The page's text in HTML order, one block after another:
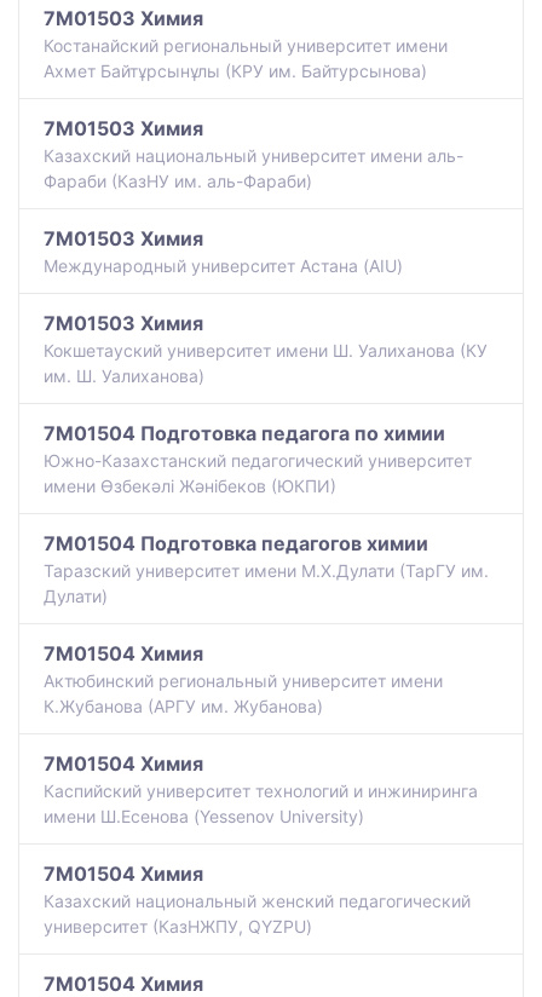
7M01503 Химия
Костанайский региональный университет имени
Ахмет Байтұрсынұлы (КРУ им. Байтурсынова)
7M01503 Химия
Казахский национальный университет имени аль-
Фараби (КазНУ им. аль-Фараби)
7M01503 Химия
Международный университет Астана (AIU)
7M01503 Химия
Кокшетауский университет имени Ш. Уалиханова (КУ
им. Ш. Уалиханова)
7M01504 Подготовка педагога по химии
Южно-Казахстанский педагогический университет
имени Өзбекәлі Жәнібеков (ЮКПИ)
7M01504 Подготовка педагогов химии
Таразский университет имени М.Х.Дулати (ТарГУ им.
Дулати)
7M01504 Химия
Актюбинский региональный университет имени
К.Жубанова (АРГУ им. Жубанова)
7M01504 Химия
Каспийский университет технологий и инжиниринга
имени Ш.Есенова (Yessenov University)
7M01504 Химия
Казахский национальный женский педагогический
университет (КазНЖПУ, QYZPU)
7M01504 Химия